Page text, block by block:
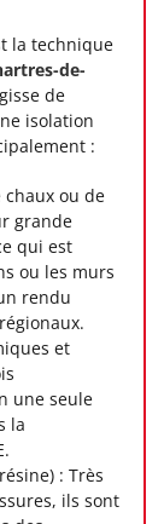
la technique
de-
de
isolation
:
ou de
grande
qui est
ou les murs
rendu
et
une seule
la
: Très
ils sont